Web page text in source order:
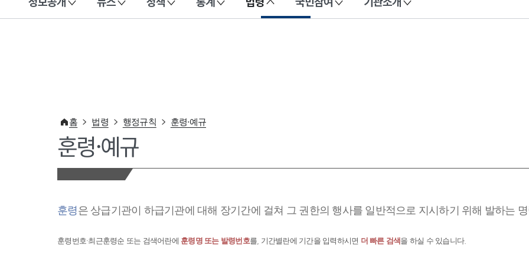
이 누리집은 대한민국 공식 전자정부 누리집입니다.
홈 법령 행정규칙 훈령·예규
훈령·예규
훈령은 상급기관이 하급기관에 대해 장기간에 걸쳐 그 권한의 행사를 일반적으로 지시하기 위해 발하는
훈령번호·최근훈령순 또는 검색어란에 훈령명 또는 발령번호를, 기간별란에 기간을 입력하시면 더 빠른 검색 을 하실 수 있습니다.